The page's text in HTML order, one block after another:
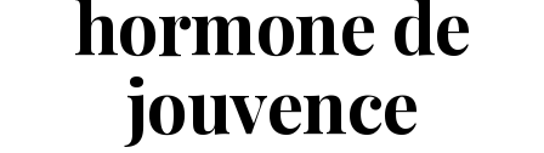
hormone de
jouvence